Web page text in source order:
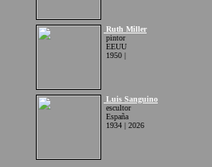
Ruth Miller
pintor
EEUU
1950 |
Luis Sanguino
escultor
España
1934 | 2026